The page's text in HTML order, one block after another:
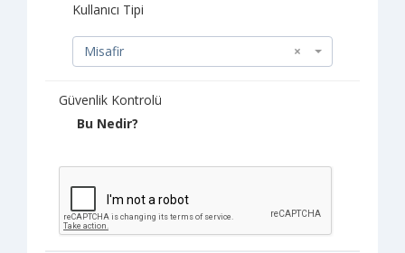
Kullanıcı Tipi
×
Misafir
Güvenlik Kontrolü
Bu Nedir?